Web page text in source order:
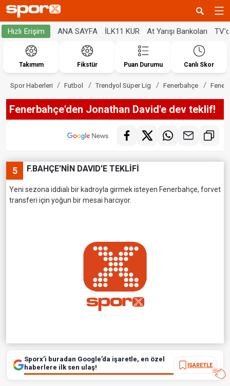
Hızlı Erişim ANA SAYFA İLK11 KUR At Yarışı Bankoları
Takımım Fikstür Puan Durumu Canlı Skor
Spor Haberleri Futbol Trendyol Süper Lig Fenerbahçe
Fenerbahçe'den Jonathan David'e dev teklif!
5 F.BAHÇE'NİN DAVID'E TEKLİFİ
Yeni sezona iddialı bir kadroyla girmek isteyen Fenerbahçe, forvet
transferi için yoğun bir mesai harcıyor.
Sporx’i buradan Google’da işaretle, en özel
haberlere ilk sen ulaş!
İŞARETLE